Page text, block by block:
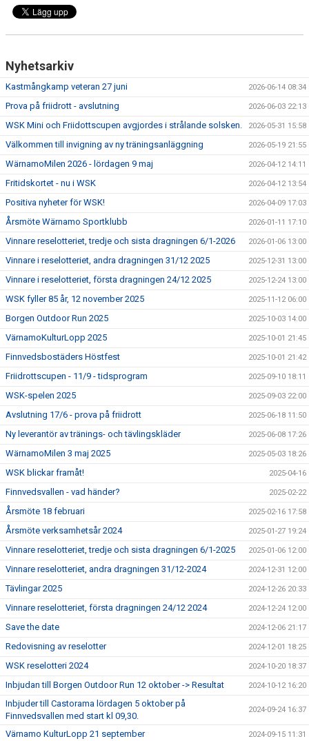
Nyhetsarkiv
Kastmångkamp veteran 27 juni 2026-06-14 08:34
Prova på friidrott - avslutning 2026-06-03 22:13
WSK Mini och Friidottscupen avgjordes i strålande solsken. 2026-05-31 15:58
Välkommen till invigning av ny träningsanläggning 2026-05-19 21:55
WärnamoMilen 2026 - lördagen 9 maj 2026-04-12 14:11
Fritidskortet - nu i WSK 2026-04-12 13:54
Positiva nyheter för WSK! 2026-04-09 17:03
Årsmöte Wärnamo Sportklubb 2026-01-11 17:10
Vinnare reselotteriet, tredje och sista dragningen 6/1-2026 2026-01-06 13:00
Vinnare i reselotteriet, andra dragningen 31/12 2025 2025-12-31 13:00
Vinnare i reselotteriet, första dragningen 24/12 2025 2025-12-24 13:00
WSK fyller 85 år, 12 november 2025 2025-11-12 06:00
Borgen Outdoor Run 2025 2025-10-03 14:00
VärnamoKulturLopp 2025 2025-10-01 21:45
Finnvedsbostäders Höstfest 2025-10-01 21:42
Friidrottscupen - 11/9 - tidsprogram 2025-09-10 18:11
WSK-spelen 2025 2025-09-03 22:00
Avslutning 17/6 - prova på friidrott 2025-06-18 11:50
Ny leverantör av tränings- och tävlingskläder 2025-06-08 17:26
WärnamoMilen 3 maj 2025 2025-05-03 18:26
WSK blickar framåt! 2025-04-16
Finnvedsvallen - vad händer? 2025-02-22
Årsmöte 18 februari 2025-02-16 17:58
Årsmöte verksamhetsår 2024 2025-01-27 19:24
Vinnare reselotteriet, tredje och sista dragningen 6/1-2025 2025-01-06 12:00
Vinnare reselotteriet, andra dragningen 31/12-2024 2024-12-31 12:00
Tävlingar 2025 2024-12-26 20:33
Vinnare reselotteriet, första dragningen 24/12 2024 2024-12-24 12:00
Save the date 2024-12-06 21:17
Redovisning av reselotter 2024-12-01 18:25
WSK reselotteri 2024 2024-10-20 18:37
Inbjudan till Borgen Outdoor Run 12 oktober -> Resultat 2024-10-12 16:20
Inbjuder till Castorama lördagen 5 oktober på
Finnvedsvallen med start kl 09,30.
2024-09-24 16:37
Värnamo KulturLopp 21 september 2024-09-15 11:31